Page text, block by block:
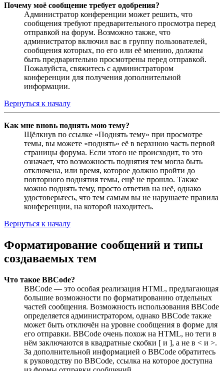
Почему моё сообщение требует одобрения?
Администратор конференции может решить, что
сообщения требуют предварительного просмотра перед
отправкой на форум. Возможно также, что
администратор включил вас в группу пользователей,
сообщения которых, по его или её мнению, должны
быть предварительно просмотрены перед отправкой.
Пожалуйста, свяжитесь с администратором
конференции для получения дополнительной
информации.
Вернуться к началу
Как мне вновь поднять мою тему?
Щёлкнув по ссылке «Поднять тему» при просмотре
темы, вы можете «поднять» её в верхнюю часть первой
страницы форума. Если этого не происходит, то это
означает, что возможность поднятия тем могла быть
отключена, или время, которое должно пройти до
повторного поднятия темы, ещё не прошло. Также
можно поднять тему, просто ответив на неё, однако
удостоверьтесь, что тем самым вы не нарушаете правила
конференции, на которой находитесь.
Вернуться к началу
Форматирование сообщений и типы
создаваемых тем
Что такое BBCode?
BBCode — это особая реализация HTML, предлагающая
большие возможности по форматированию отдельных
частей сообщения. Возможность использования BBCode
определяется администратором, однако BBCode также
может быть отключён на уровне сообщения в форме для
его отправки. BBCode очень похож на HTML, но теги в
нём заключаются в квадратные скобки [ и ], а не в < и >.
За дополнительной информацией о BBCode обратитесь
к руководству по BBCode, ссылка на которое доступна